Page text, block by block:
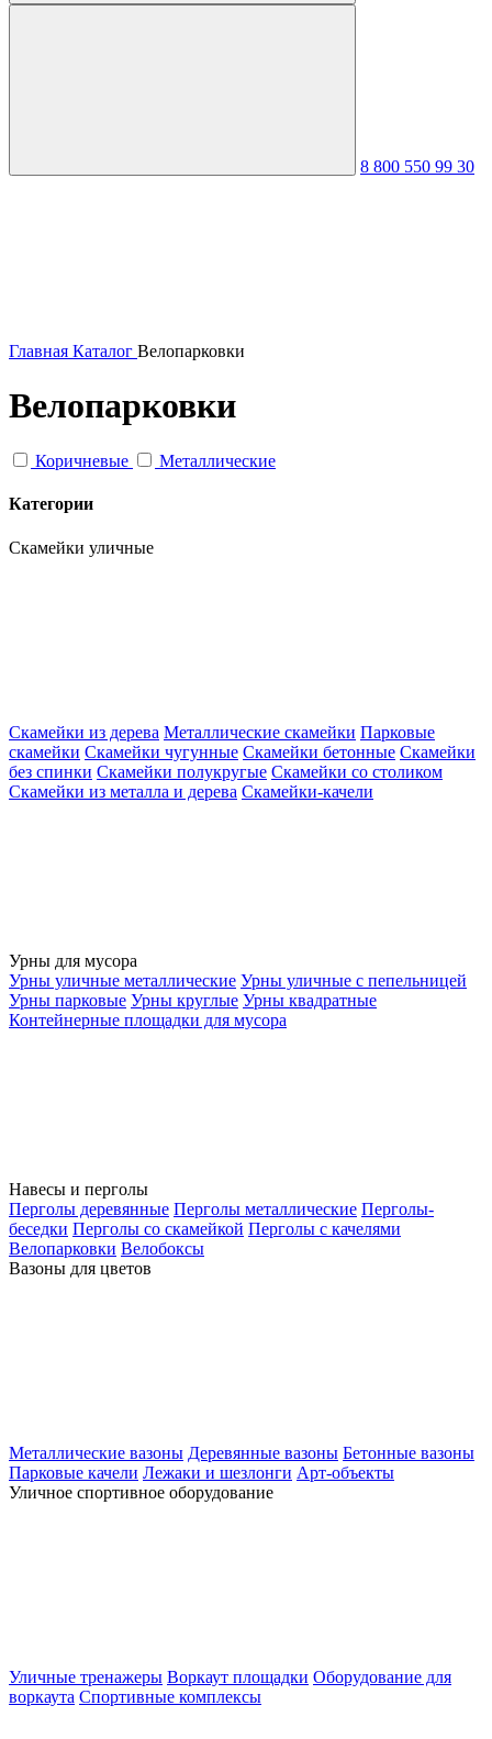
8 800 550 99 30
Главная Каталог Велопарковки
Велопарковки
Коричневые Металлические
Категории
Скамейки уличные
Скамейки из дерева Металлические скамейки Парковые
скамейки Скамейки чугунные Скамейки бетонные Скамейки
без спинки Скамейки полукругые Скамейки со столиком
Скамейки из металла и дерева Скамейки-качели
Урны для мусора
Урны уличные металлические Урны уличные с пепельницей
Урны парковые Урны круглые Урны квадратные
Контейнерные площадки для мусора
Навесы и перголы
Перголы деревянные Перголы металлические Перголы-
беседки Перголы со скамейкой Перголы с качелями
Велопарковки Велобоксы
Вазоны для цветов
Металлические вазоны Деревянные вазоны Бетонные вазоны
Парковые качели Лежаки и шезлонги Арт-объекты
Уличное спортивное оборудование
Уличные тренажеры Воркаут площадки Оборудование для
воркаута Спортивные комплексы